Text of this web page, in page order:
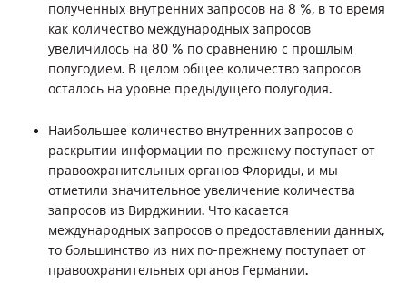
Jan 2022 - Jun 2022
Jan 2021 - Jun 2021
июль 2020 - дек. 2020
янв. 2020 - июнь 2020
июль 2019 - дек. 2019
янв. 2019 - июнь 2019
июль 2018 - дек. 2018
Янв. 2018 - июнь 2018
июль 2017 - дек. 2017
полученных внутренних запросов на 8 %, в то время
как количество международных запросов
увеличилось на 80 % по сравнению с прошлым
полугодием. В целом общее количество запросов
осталось на уровне предыдущего полугодия.
Наибольшее количество внутренних запросов о
раскрытии информации по-прежнему поступает от
правоохранительных органов Флориды, и мы
отметили значительное увеличение количества
запросов из Вирджинии. Что касается
международных запросов о предоставлении данных,
то большинство из них по-прежнему поступает от
правоохранительных органов Германии.